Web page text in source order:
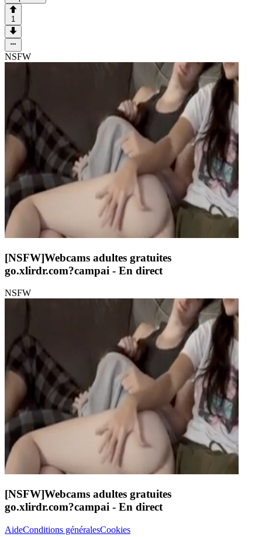
1
NSFW
[NSFW]Webcams adultes gratuites
go.xlirdr.com?campai - En direct
NSFW
[NSFW]Webcams adultes gratuites
go.xlirdr.com?campai - En direct
AideConditions généralesCookies